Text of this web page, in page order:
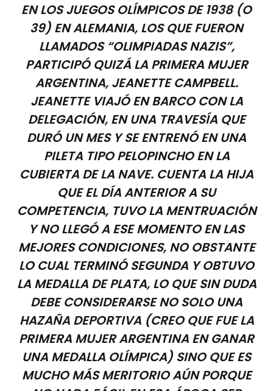
EN LOS JUEGOS OLÍMPICOS DE 1938 (O
39) EN ALEMANIA, LOS QUE FUERON
LLAMADOS “OLIMPIADAS NAZIS”,
PARTICIPÓ QUIZÁ LA PRIMERA MUJER
ARGENTINA, JEANETTE CAMPBELL.
JEANETTE VIAJÓ EN BARCO CON LA
DELEGACIÓN, EN UNA TRAVESÍA QUE
DURÓ UN MES Y SE ENTRENÓ EN UNA
PILETA TIPO PELOPINCHO EN LA
CUBIERTA DE LA NAVE. CUENTA LA HIJA
QUE EL DÍA ANTERIOR A SU
COMPETENCIA, TUVO LA MENTRUACIÓN
Y NO LLEGÓ A ESE MOMENTO EN LAS
MEJORES CONDICIONES, NO OBSTANTE
LO CUAL TERMINÓ SEGUNDA Y OBTUVO
LA MEDALLA DE PLATA, LO QUE SIN DUDA
DEBE CONSIDERARSE NO SOLO UNA
HAZAÑA DEPORTIVA (CREO QUE FUE LA
PRIMERA MUJER ARGENTINA EN GANAR
UNA MEDALLA OLÍMPICA) SINO QUE ES
MUCHO MÁS MERITORIO AÚN PORQUE